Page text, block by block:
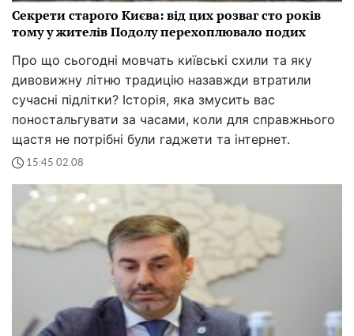
Секрети старого Києва: від цих розваг сто років
тому у жителів Подолу перехоплювало подих
Про що сьогодні мовчать київські схили та яку
дивовижну літню традицію назавжди втратили
сучасні підлітки? Історія, яка змусить вас
поностальгувати за часами, коли для справжнього
щастя не потрібні були гаджети та інтернет.
15:45 02.08